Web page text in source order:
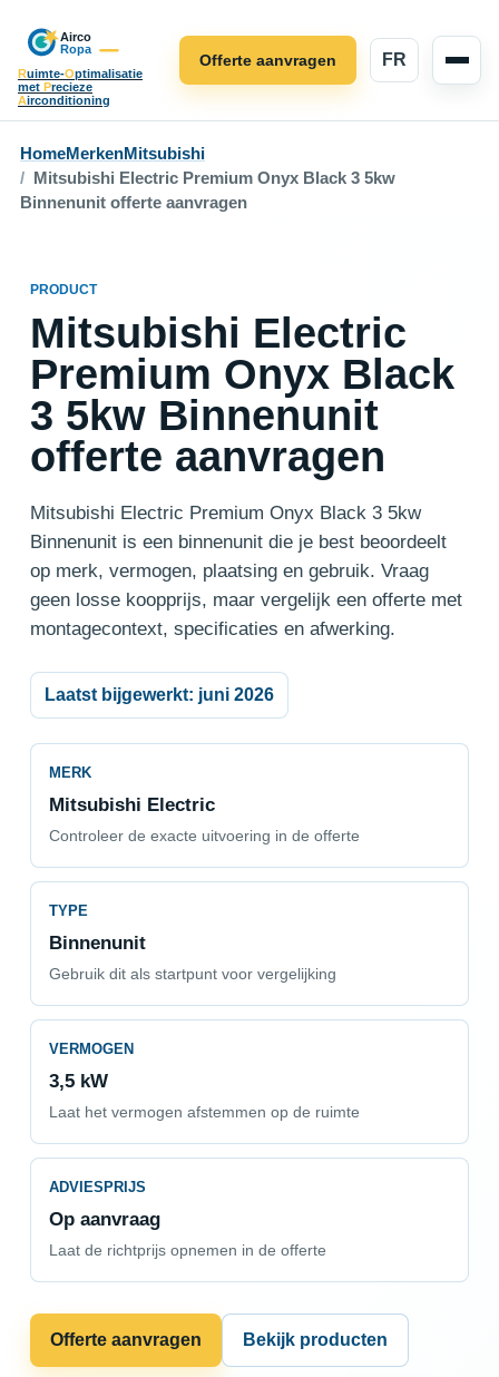
Ruimte-Optimalisatie
met Precieze
Airconditioning
FR
Offerte aanvragen
HomeMerkenMitsubishi
Mitsubishi Electric Premium Onyx Black 3 5kw
Binnenunit offerte aanvragen
PRODUCT
Mitsubishi Electric
Premium Onyx Black
3 5kw Binnenunit
offerte aanvragen
Mitsubishi Electric Premium Onyx Black 3 5kw
Binnenunit is een binnenunit die je best beoordeelt
op merk, vermogen, plaatsing en gebruik. Vraag
geen losse koopprijs, maar vergelijk een offerte met
montagecontext, specificaties en afwerking.
Laatst bijgewerkt: juni 2026
MERK
Mitsubishi Electric
Controleer de exacte uitvoering in de offerte
TYPE
Binnenunit
Gebruik dit als startpunt voor vergelijking
VERMOGEN
3,5 kW
Laat het vermogen afstemmen op de ruimte
ADVIESPRIJS
Op aanvraag
Laat de richtprijs opnemen in de offerte
Offerte aanvragen Bekijk producten